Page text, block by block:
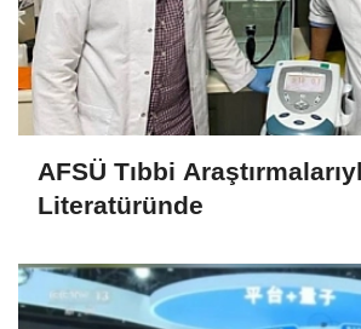
AFSÜ Tıbbi
Literatüründe